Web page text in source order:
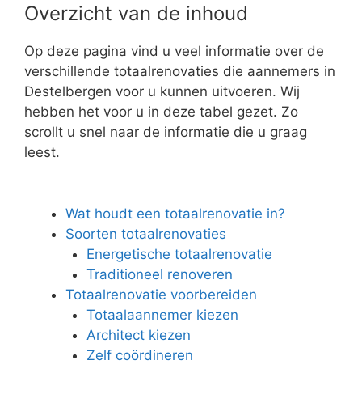
Overzicht van de inhoud
Op deze pagina vind u veel informatie over de
verschillende totaalrenovaties die aannemers in
Destelbergen voor u kunnen uitvoeren. Wij
hebben het voor u in deze tabel gezet. Zo
scrollt u snel naar de informatie die u graag
leest.
Wat houdt een totaalrenovatie in?
Soorten totaalrenovaties
Energetische totaalrenovatie
Traditioneel renoveren
Totaalrenovatie voorbereiden
Totaalaannemer kiezen
Architect kiezen
Zelf coördineren